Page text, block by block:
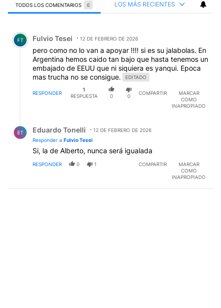
TODOS LOS COMENTARIOS 6 LOS MÁS RECIENTES
Comentario de Fulvio Tesei.
FT Fulvio Tesei 12 DE FEBRERO DE 2026
pero como no lo van a apoyar !!!! si es su jalabolas. En
Argentina hemos caido tan bajo que hasta tenemos un
embajado de EEUU que ni siquiera es yanqui. Epoca
mas trucha no se consigue.
EDITADO
RESPONDER
1
RESPUESTA
0 0
COMPARTIR
MARCAR
COMO
INAPROPIADO
ET Eduardo Tonelli
12 DE FEBRERO DE 2026
Responder a Fulvio Tesei
Si, la de Alberto, nunca será igualada
RESPONDER 0 1 COMPARTIR
MARCAR
COMO
INAPROPIADO